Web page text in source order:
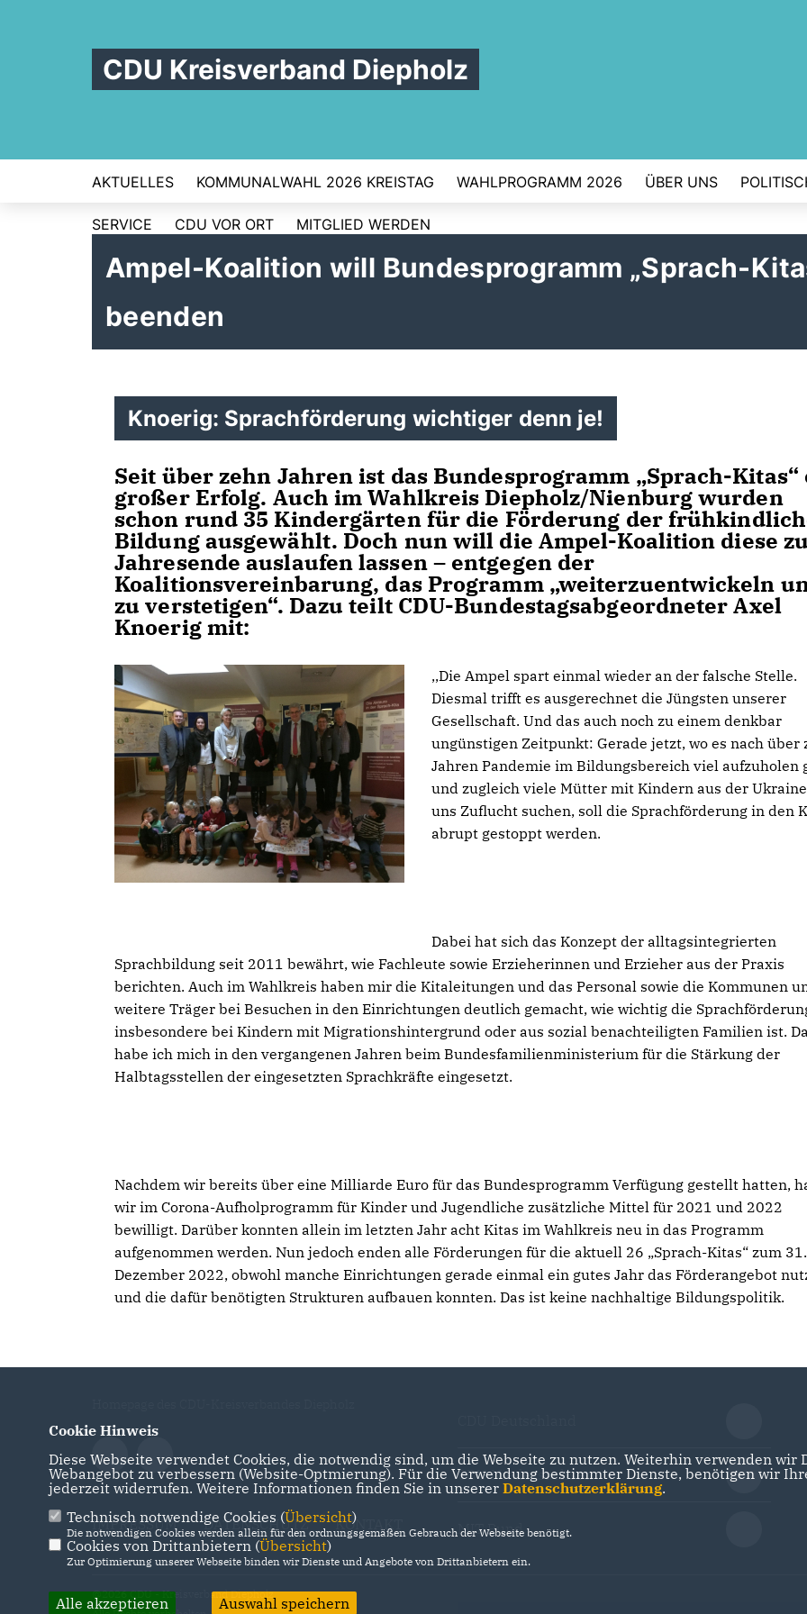
CDU Kreisverband Diepholz
AKTUELLES KOMMUNALWAHL 2026 KREISTAG WAHLPROGRAMM 2026 ÜBER UNS
SERVICE CDU VOR ORT MITGLIED WERDEN
Ampel-Koalition will Bundesprogramm „Sprach-
beenden
Knoerig: Sprachförderung wichtiger denn je!
Seit über zehn Jahren ist das Bundesprogramm „Sprach-Kitas“
großer Erfolg. Auch im Wahlkreis Diepholz/Nienburg wurden
schon rund 35 Kindergärten für die Förderung der
Bildung ausgewählt. Doch nun will die Ampel-Koalition diese
Jahresende auslaufen lassen – entgegen der
Koalitionsvereinbarung, das Programm „weiterzuentwickeln
zu verstetigen“. Dazu teilt CDU-Bundestagsabgeordneter Axel
Knoerig mit:
,,Die Ampel spart einmal wieder an der falsche Stelle.
Diesmal trifft es ausgerechnet die Jüngsten unserer
Gesellschaft. Und das auch noch zu einem denkbar
ungünstigen Zeitpunkt: Gerade jetzt, wo es nach über
Jahren Pandemie im Bildungsbereich viel aufzuholen
und zugleich viele Mütter mit Kindern aus der
uns Zuflucht suchen, soll die Sprachförderung in den
abrupt gestoppt werden.
Dabei hat sich das Konzept der alltagsintegrierten
Sprachbildung seit 2011 bewährt, wie Fachleute sowie Erzieherinnen und Erzieher aus der Praxis
berichten. Auch im Wahlkreis haben mir die Kitaleitungen und das Personal sowie die Kommunen
weitere Träger bei Besuchen in den Einrichtungen deutlich gemacht, wie wichtig die
insbesondere bei Kindern mit Migrationshintergrund oder aus sozial benachteiligten Familien ist.
habe ich mich in den vergangenen Jahren beim Bundesfamilienministerium für die Stärkung der
Halbtagsstellen der eingesetzten Sprachkräfte eingesetzt.
Nachdem wir bereits über eine Milliarde Euro für das Bundesprogramm Verfügung gestellt hatten,
wir im Corona-Aufholprogramm für Kinder und Jugendliche zusätzliche Mittel für 2021 und 2022
bewilligt. Darüber konnten allein im letzten Jahr acht Kitas im Wahlkreis neu in das Programm
aufgenommen werden. Nun jedoch enden alle Förderungen für die aktuell 26 „Sprach-Kitas“ zum 31.
Dezember 2022, obwohl manche Einrichtungen gerade einmal ein gutes Jahr das Förderangebot
und die dafür benötigten Strukturen aufbauen konnten. Das ist keine nachhaltige Bildungspolitik.
IMPRESSUM DATENSCHUTZ KONTAKT
CDU Niedersachsen
MIT Bund
@2026 CDU - Kreisverband Diepholz
Cookie Hinweis
Diese Webseite verwendet Cookies, die notwendig sind, um die Webseite zu nutzen. Weiterhin verwenden
Webangebot zu verbessern (Website-Optmierung). Für die Verwendung bestimmter Dienste, benötigen wir
jederzeit widerrufen. Weitere Informationen finden Sie in unserer Datenschutzerklärung.
Technisch notwendige Cookies (Übersicht)
Die notwendigen Cookies werden allein für den ordnungsgemäßen Gebrauch der Webseite benötigt.
Cookies von Drittanbietern (Übersicht)
Zur Optimierung unserer Webseite binden wir Dienste und Angebote von Drittanbietern ein.
Alle akzeptieren Auswahl speichern